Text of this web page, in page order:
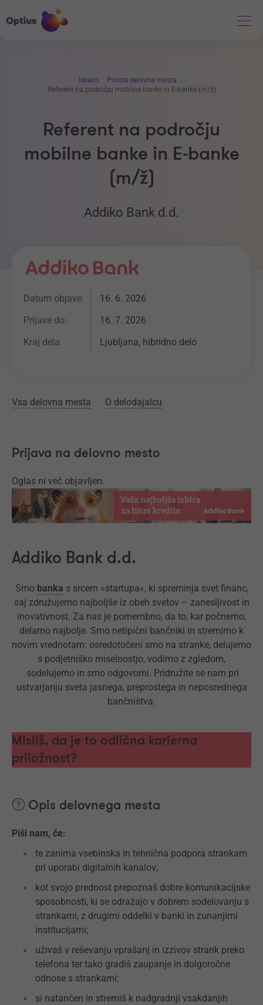
Iskalci
Prosta delovna mesta
Referent na področju mobilne banke in E-banke (m/ž)
Referent na področju
mobilne banke in E-banke
(m/ž)
Addiko Bank d.d.
Datum objave:
16. 6. 2026
Prijave do:
16. 7. 2026
Kraj dela
Ljubljana, hibridno delo
Vsa delovna mesta O delodajalcu
Prijava na delovno mesto
Oglas ni več objavljen.
Addiko Bank d.d.
Smo banka s srcem »startupa«, ki spreminja svet financ,
saj združujemo najboljše iz obeh svetov – zanesljivost in
inovativnost. Za nas je pomembno, da to, kar počnemo,
delamo najbolje. Smo netipični bančniki in stremimo k
novim vrednotam: osredotočeni smo na stranke, delujemo
s podjetniško miselnostjo, vodimo z zgledom,
sodelujemo in smo odgovorni. Pridružite se nam pri
ustvarjanju sveta jasnega, preprostega in neposrednega
bančništva.
Misliš, da je to odlična karierna
priložnost?
Opis delovnega mesta
Piši nam, če:
te zanima vsebinska in tehnična podpora strankam
pri uporabi digitalnih kanalov;
kot svojo prednost prepoznaš dobre komunikacijske
sposobnosti, ki se odražajo v dobrem sodelovanju s
strankami, z drugimi oddelki v banki in zunanjimi
institucijami;
uživaš v reševanju vprašanj in izzivov strank preko
telefona ter tako gradiš zaupanje in dolgoročne
odnose s strankami;
si natančen in stremiš k nadgradnji vsakdanjih